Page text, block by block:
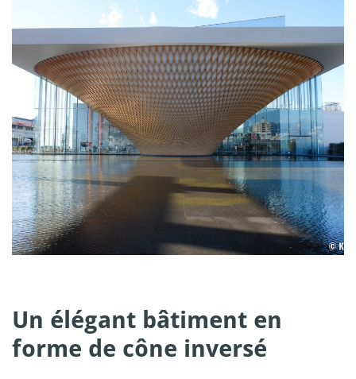
Un élégant bâtiment en
forme de cône inversé